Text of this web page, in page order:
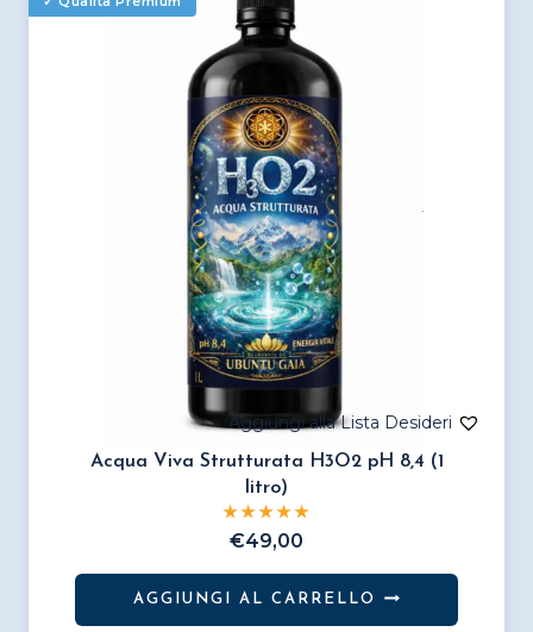
Acqua Viva Strutturata H3O2 pH 8,4 (1
litro)
€49,00
AGGIUNGI AL CARRELLO